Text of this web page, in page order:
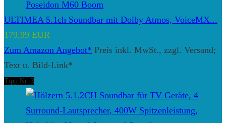
ULTIMEA 5.1ch Soundbar mit Dolby Atmos, VoiceMX...
179,99 EUR
Zum Amazon Angebot* Preis inkl. MwSt., zzgl. Versand;
Text u. Bild-Link*
Tipp Nr. 3